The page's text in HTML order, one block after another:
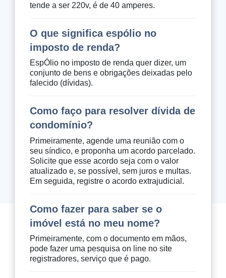
tende a ser 220v, é de 40 amperes.
O que significa espólio no
imposto de renda?
EspÓlio no imposto de renda quer dizer, um
conjunto de bens e obrigações deixadas pelo
falecido (dívidas).
Como faço para resolver dívida de
condomínio?
Primeiramente, agende uma reunião com o
seu síndico, e proponha um acordo parcelado.
Solicite que esse acordo seja com o valor
atualizado e, se possível, sem juros e multas.
Em seguida, registre o acordo extrajudicial.
Como fazer para saber se o
imóvel está no meu nome?
Primeiramente, com o documento em mãos,
pode fazer uma pesquisa on line no site
registradores, serviço que é pago.